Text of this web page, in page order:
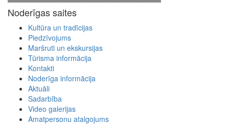
Noderīgas saites
Kultūra un tradīcijas
Piedzīvojums
Maršruti un ekskursijas
Tūrisma informācija
Kontakti
Noderīga informācija
Aktuāli
Sadarbība
Video galerijas
Amatpersonu atalgojums